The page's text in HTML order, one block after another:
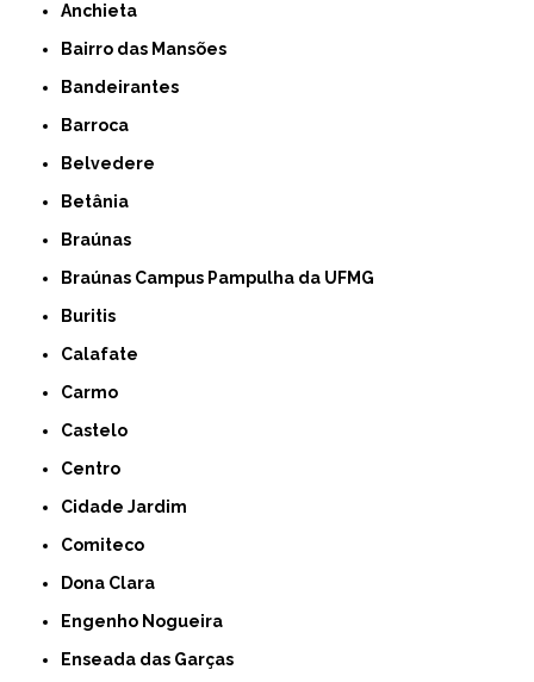
Anchieta
Bairro das Mansões
Bandeirantes
Barroca
Belvedere
Betânia
Braúnas
Braúnas Campus Pampulha da UFMG
Buritis
Calafate
Carmo
Castelo
Centro
Cidade Jardim
Comiteco
Dona Clara
Engenho Nogueira
Enseada das Garças